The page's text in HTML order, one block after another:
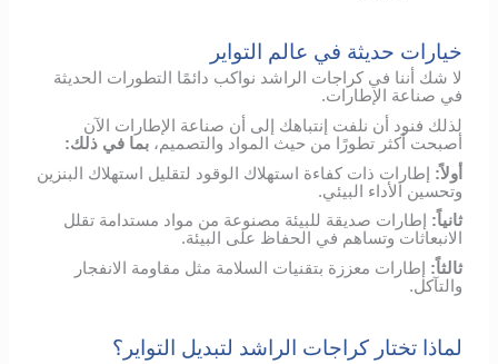
خيارات حديثة في عالم التواير
لا شك أننا في كراجات الراشد نواكب دائمًا التطورات الحديثة
في صناعة الإطارات.
لذلك فنود أن نلفت إنتباهك إلى أن صناعة الإطارات الآن
أصبحت أكثر تطورًا من حيث المواد والتصميم،بما في ذلك:
أولاً: إطارات ذات كفاءة استهلاك الوقود لتقليل استهلاك البنزين
وتحسين الأداء البيئي.
ثانياً: إطارات صديقة للبيئة مصنوعة من مواد مستدامة تقلل
الانبعاثات وتساهم في الحفاظ على البيئة.
ثالثاً: إطارات معززة بتقنيات السلامة مثل مقاومة الانفجار
والتآكل.
لماذا تختار كراجات الراشد لتبديل التواير؟